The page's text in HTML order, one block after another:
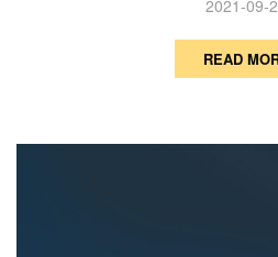
2021-09-
READ